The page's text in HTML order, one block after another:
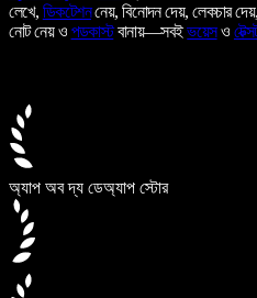
লেখে, ডিকটেশননেয়, বিনোদন দেয়, লেকচার
নোট নেয় ও পডকাস্টবানায়—সবইভয়েসও
অ্যাপ অব দ্য ডেঅ্যাপ স্টোর